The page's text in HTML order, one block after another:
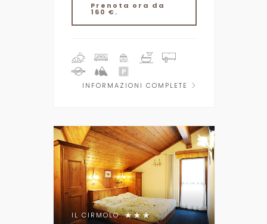
Prenota ora da
160 €.
INFORMAZIONI COMPLETE
IL CIRMOLO